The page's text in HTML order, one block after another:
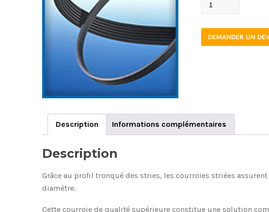
DEMANDER UN
Description Informations complémentaires
Description
Grâce au profil tronqué des stries, les courroies striées
diamètre.
Cette courroie de qualité supérieure constitue une solution